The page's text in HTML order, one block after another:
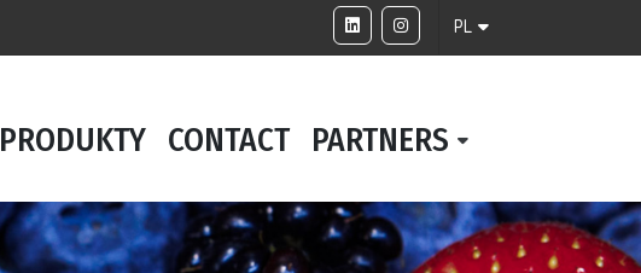
PL
PRODUKTY CONTACT PARTNERS